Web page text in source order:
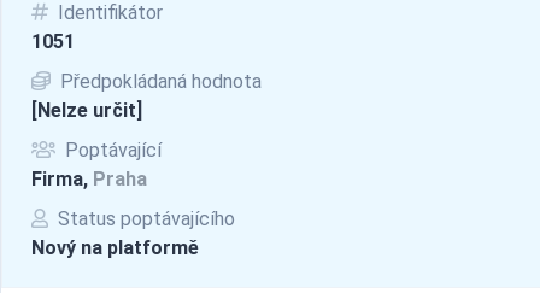
Identifikátor
1051
Předpokládaná hodnota
[Nelze určit]
Poptávající
Firma, Praha
Status poptávajícího
Nový na platformě